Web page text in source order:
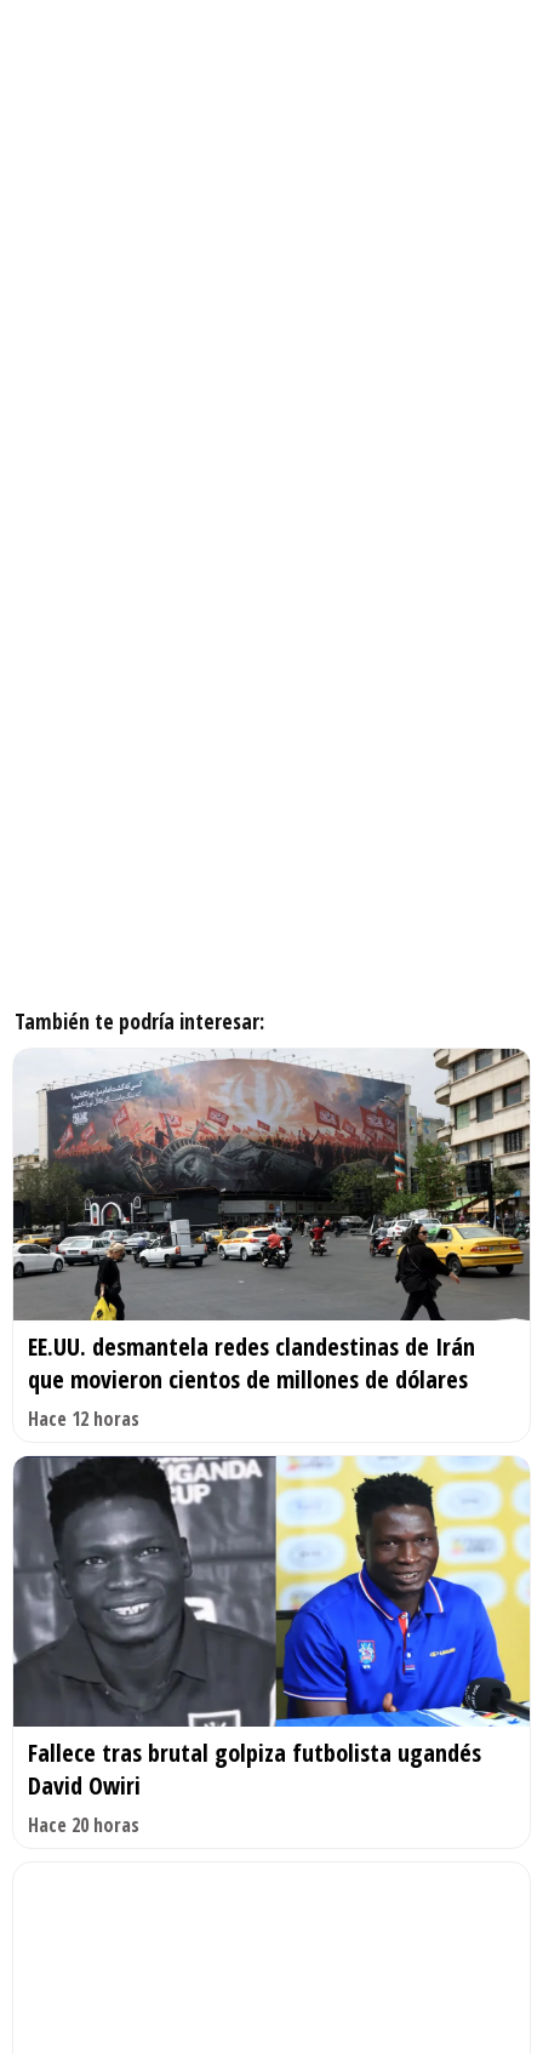
También te podría interesar:
EE.UU. desmantela redes clandestinas de Irán
que movieron cientos de millones de dólares
Hace 12 horas
Fallece tras brutal golpiza futbolista ugandés
David Owiri
Hace 20 horas